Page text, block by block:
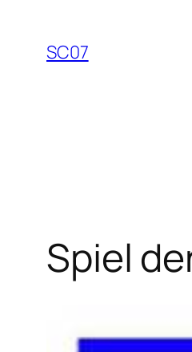
Inhalt
springen
SC07
Spiel